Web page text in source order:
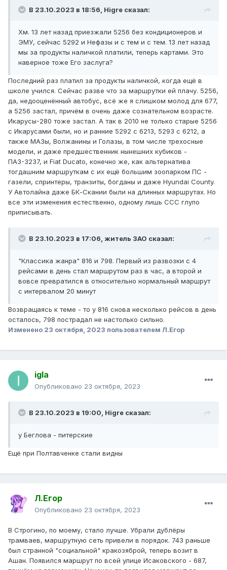
В 23.10.2023 в 18:56, Higre сказал:
Хм. 13 лет назад приезжали 5256 без кондиционеров и
ЭМУ, сейчас 5292 и Нефазы и с тем и с тем. 13 лет назад
мы за продукты наличкой платили, теперь картами. Это
наверное тоже Его заслуга?
Последний раз платил за продукты наличкой, когда ещё в
школе учился. Сейчас разве что за маршрутки ей плачу. 5256,
да, недооценённый автобус, всё же я слишком молод для 677,
а 5256 застал, причём в очень даже сознательном возрасте.
Икарусы-280 тоже застал. А так в 2010 не только старые 5256
с Икарусами были, но и ранние 5292 с 6213, 5293 с 6212, а
также МАЗы, Волжанины и Голазы, в том числе трехосные
модели, и даже предшественник нынешних кубиков -
ПАЗ-3237, и Fiat Ducato, конечно же, как альтернатива
тогдашним маршруткам с их ещё большим зоопарком ПС -
газели, спринтеры, транзиты, богданы и даже Hyundai County.
У Автолайна даже БК-Скании были на длинных маршрутах. Но
все эти изменения естественно, одному лишь ССС глупо
приписывать.
В 23.10.2023 в 17:06, житель ЗАО сказал:
"Классика жанра" 816 и 798. Первый из развозки с 4
рейсами в день стал маршрутом раз в час, а второй и
вовсе превратился в относительно нормальный маршрут
с интервалом 20 минут
Возвращаясь к теме - то у 816 снова несколько рейсов в день
осталось, 798 пострадал не настолько сильно.
Изменено 23 октября, 2023 пользователем Л.Егор
igla
Опубликовано 23 октября, 2023
В 23.10.2023 в 19:00, Higre сказал:
у Беглова - питерские
Ещё при Полтавченке стали видны
Л.Егор
Опубликовано 23 октября, 2023
В Строгино, по моему, стало лучше. Убрали дублёры
трамваев, маршрутную сеть привели в порядок. 743 раньше
был странной "социальной" кракозяброй, теперь возит в
Ашан. Появился маршрут по всей улице Исаковского - 687,